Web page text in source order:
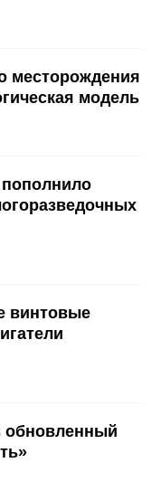
месторождения
модель
винтовые
обновленный